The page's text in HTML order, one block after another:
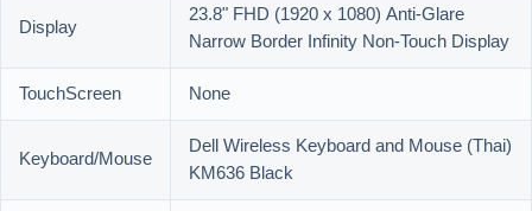
Display
23.8" FHD (1920 x 1080) Anti-Glare
Narrow Border Infinity Non-Touch Display
TouchScreen
None
Keyboard/Mouse
Dell Wireless Keyboard and Mouse (Thai)
KM636 Black